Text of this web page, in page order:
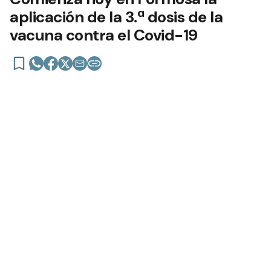
aplicación de la 3.ª dosis de la
vacuna contra el Covid-19